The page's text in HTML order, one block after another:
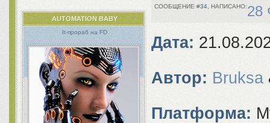
34 28
AUTOMATION BABY
It-прораб на FD
Дата:
Автор: Bruksa
Платформа: